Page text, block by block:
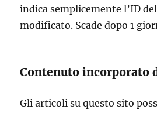
indica semplicemente l’ID
modificato. Scade dopo 1
Contenuto incorporato
Gli articoli su questo sito